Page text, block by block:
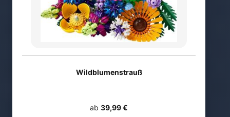
Wildblumenstrauß
ab 39,99 €